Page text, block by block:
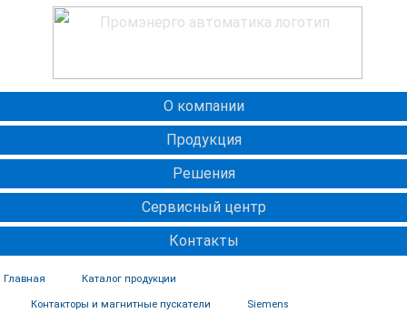
О компании
Продукция
Решения
Сервисный центр
Контакты
Главная Каталог продукции
Контакторы и магнитные пускатели Siemens